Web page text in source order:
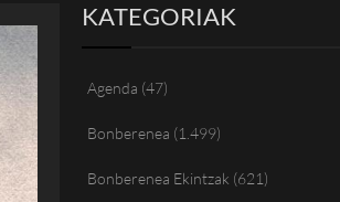
KATEGORIAK
Agenda (47)
Bonberenea (1.499)
Bonberenea Ekintzak (621)